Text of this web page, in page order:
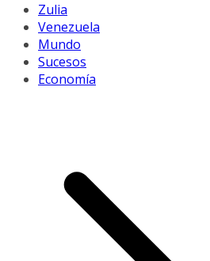
Zulia
Venezuela
Mundo
Sucesos
Economía